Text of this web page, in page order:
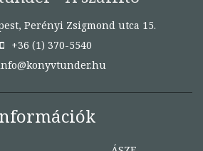
Perényi Zsigmond utca 15.
+36 (1) 370-5540